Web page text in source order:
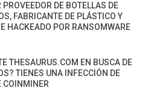
PROVEEDOR DE BOTELLAS DE
FABRICANTE DE PLÁSTICO Y
HACKEADO POR RANSOMWARE
THESAURUS.COM EN BUSCA DE
TIENES UNA INFECCIÓN DE
COINMINER